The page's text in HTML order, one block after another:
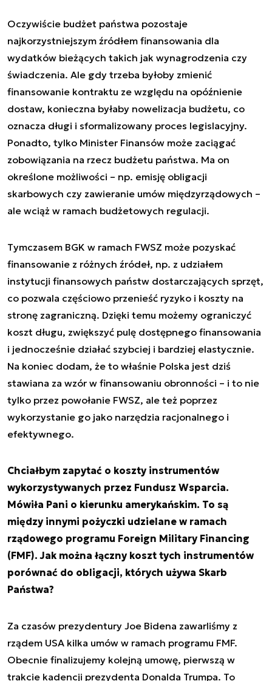
Oczywiście budżet państwa pozostaje
najkorzystniejszym źródłem finansowania dla
wydatków bieżących takich jak wynagrodzenia czy
świadczenia. Ale gdy trzeba byłoby zmienić
finansowanie kontraktu ze względu na opóźnienie
dostaw, konieczna byłaby nowelizacja budżetu, co
oznacza długi i sformalizowany proces legislacyjny.
Ponadto, tylko Minister Finansów może zaciągać
zobowiązania na rzecz budżetu państwa. Ma on
określone możliwości – np. emisję obligacji
skarbowych czy zawieranie umów międzyrządowych –
ale wciąż w ramach budżetowych regulacji.
Tymczasem BGK w ramach FWSZ może pozyskać
finansowanie z różnych źródeł, np. z udziałem
instytucji finansowych państw dostarczających sprzęt,
co pozwala częściowo przenieść ryzyko i koszty na
stronę zagraniczną. Dzięki temu możemy ograniczyć
koszt długu, zwiększyć pulę dostępnego finansowania
i jednocześnie działać szybciej i bardziej elastycznie.
Na koniec dodam, że to właśnie Polska jest dziś
stawiana za wzór w finansowaniu obronności – i to nie
tylko przez powołanie FWSZ, ale też poprzez
wykorzystanie go jako narzędzia racjonalnego i
efektywnego.
Chciałbym zapytać o koszty instrumentów
wykorzystywanych przez Fundusz Wsparcia.
Mówiła Pani o kierunku amerykańskim. To są
między innymi pożyczki udzielane w ramach
rządowego programu Foreign Military Financing
(FMF). Jak można łączny koszt tych instrumentów
porównać do obligacji, których używa Skarb
Państwa?
Za czasów prezydentury Joe Bidena zawarliśmy z
rządem USA kilka umów w ramach programu FMF.
Obecnie finalizujemy kolejną umowę, pierwszą w
trakcie kadencji prezydenta Donalda Trumpa. To